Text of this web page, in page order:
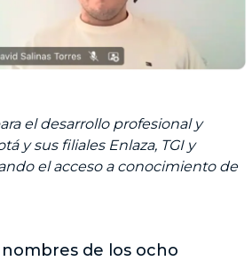
el desarrollo profesional y
y sus filiales Enlaza, TGI y
el acceso a conocimiento de
de los ocho